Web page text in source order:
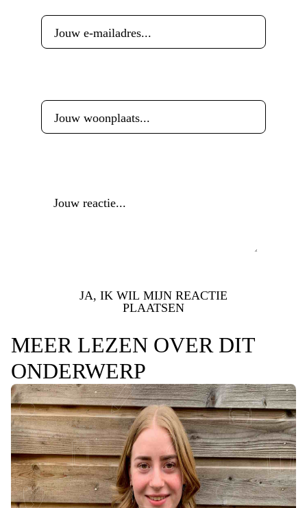
JA, IK WIL MIJN REACTIE
PLAATSEN
MEER LEZEN OVER DIT
ONDERWERP